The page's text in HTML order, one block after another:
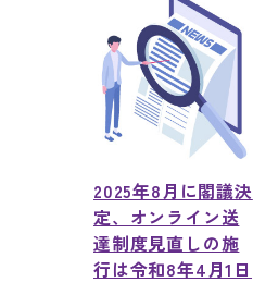
2025年8月に閣議決
定、オンライン送
達制度見直しの施
行は令和8年4月1日